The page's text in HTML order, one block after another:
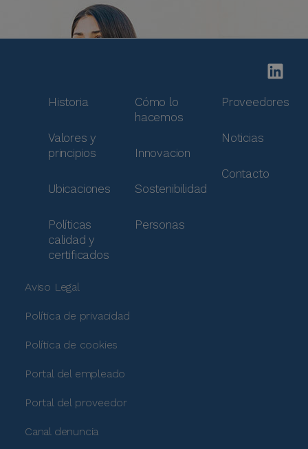
Historia
Valores y
principios
Ubicaciones
Políticas
calidad y
certificados
Cómo lo
hacemos
Innovacion
Sostenibilidad
Personas
Proveedores
Noticias
Contacto
Aviso Legal
Política de privacidad
Política de cookies
Portal del empleado
Portal del proveedor
Canal denuncia